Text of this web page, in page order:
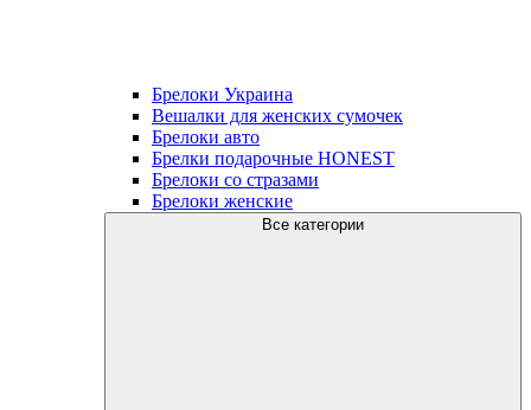
Брелоки Украина
Вешалки для женских сумочек
Брелоки авто
Брелки подарочные HONEST
Брелоки со стразами
Брелоки женские
Все категории